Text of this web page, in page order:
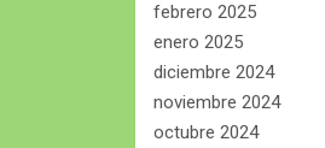
febrero 2025
enero 2025
diciembre 2024
noviembre 2024
octubre 2024